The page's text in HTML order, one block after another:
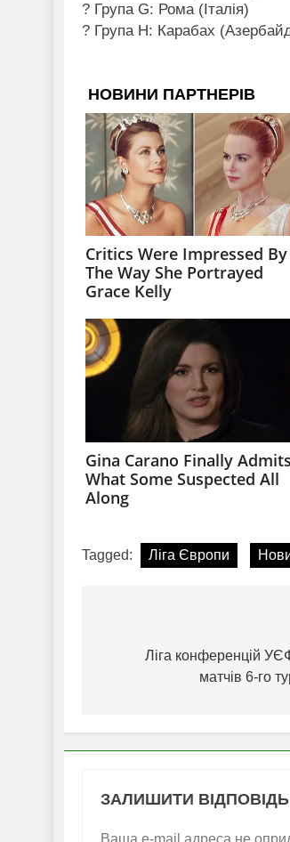
? Група G: Рома (Італія)
? Група H: Карабах
Tagged: Ліга Європи
записівЛіга конференцій
матчів 6-го
ЗАЛИШИТИ ВІДПОВІДЬ